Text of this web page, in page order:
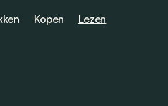
Kopen Lezen